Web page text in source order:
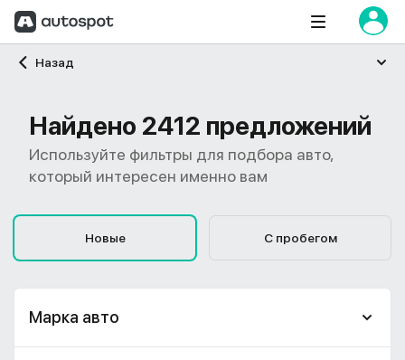
Назад
Главная
Найдено 2412 предложений
Используйте фильтры для подбора авто,
который интересен именно вам
Новые С пробегом
Марка авто